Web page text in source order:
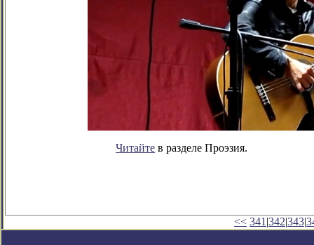
Читайте в разделе Проэзия.
<< 341 |342|343|